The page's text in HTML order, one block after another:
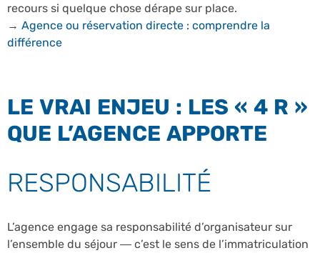
recours si quelque chose dérape sur place.
→ Agence ou réservation directe : comprendre la
différence
LE VRAI ENJEU : LES « 4 R »
QUE L’AGENCE APPORTE
RESPONSABILITÉ
L’agence engage sa responsabilité d’organisateur sur
l’ensemble du séjour — c’est le sens de l’immatriculation